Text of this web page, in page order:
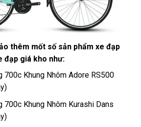
thêm mốt số sản phẩm xe đạp
đạp giá kho như:
700c Khung Nhôm Adore RS500
)
700c Khung Nhôm Kurashi Dans
)